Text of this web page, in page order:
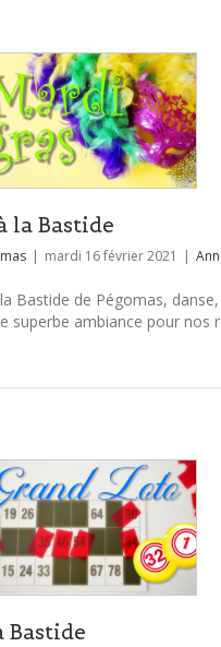
la Bastide
| mardi 16 février 2021 |
Bastide de Pégomas,
superbe ambiance pour nos
Bastide